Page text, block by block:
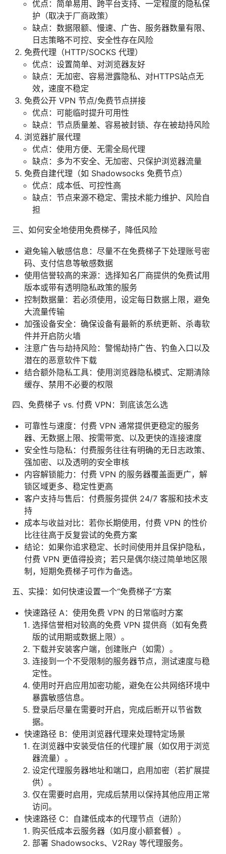
优点：简单易用、跨平台支持、一定程度的隐私保
护（取决于厂商政策）
缺点：数据限额、慢速、广告、服务器数量有限、
日志策略不可控、安全性存在风险
免费代理（HTTP/SOCKS 代理）
优点：设置简单、对浏览器友好
缺点：无加密、容易泄露隐私、对HTTPS站点无
效，速度不稳定
免费公开 VPN 节点/免费节点拼接
优点：可能临时提升可用性
缺点：节点质量差、容易被封锁、存在被劫持风险
浏览器扩展代理
优点：使用方便、无需全局代理
缺点：多为不安全、无加密、只保护浏览器流量
免费自建代理（如 Shadowsocks 免费节点）
优点：成本低、可控性高
缺点：节点来源不稳定、需技术能力维护、风险自
担
三、如何安全地使用免费梯子，降低风险
避免输入敏感信息：尽量不在免费梯子下处理账号密
码、支付信息等敏感数据
使用信誉较高的来源：选择知名厂商提供的免费试用
版本或带有透明隐私政策的服务
控制数据量：若必须使用，设定每日数据上限，避免
大流量传输
加强设备安全：确保设备有最新的系统更新、杀毒软
件并开启防火墙
注意广告与劫持风险：警惕劫持广告、钓鱼入口以及
潜在的恶意软件下载
结合额外隐私工具：使用浏览器隐私模式、定期清除
缓存、禁用不必要的权限
四、免费梯子 vs. 付费 VPN：到底该怎么选
可靠性与速度：付费 VPN 通常提供更稳定的服务
器、无数据上限、按需带宽、以及更快的连接速度
安全性与隐私：付费服务往往有明确的无日志政策、
强加密、以及透明的安全审核
内容解锁能力：付费 VPN 的服务器覆盖面更广，解
锁区域更多、稳定性更高
客户支持与售后：付费服务提供 24/7 客服和技术支
持
成本与收益对比：若你长期使用，付费 VPN 的性价
比往往高于反复尝试的免费方案
结论：如果你追求稳定、长时间使用并且保护隐私，
付费 VPN 更值得投资；若只是偶尔绕过简单地区限
制，短期免费梯子可作为备选。
五、实操：如何快速设置一个“免费梯子”方案
快速路径 A：使用免费 VPN 的日常临时方案
选择信誉相对较高的免费 VPN 提供商（如有免费
版的试用期或数据上限）。
下载并安装客户端，创建账户（如需）。
连接到一个不受限制的服务器节点，测试速度与稳
定性。
使用时开启应用加密功能，避免在公共网络环境中
暴露敏感信息。
登录后尽量在需要时开启，完成后断开以节省数
据。
快速路径 B：使用浏览器代理来处理特定场景
在浏览器中安装受信任的代理扩展（如仅用于浏览
器流量）。
设定代理服务器地址和端口，启用加密（若扩展提
供）。
仅在需要时启用，完成后禁用以保持其他应用正常
访问。
快速路径 C：自建低成本的代理节点（进阶）
购买低成本云服务器（如月度小额套餐）。
部署 Shadowsocks、V2Ray 等代理服务。